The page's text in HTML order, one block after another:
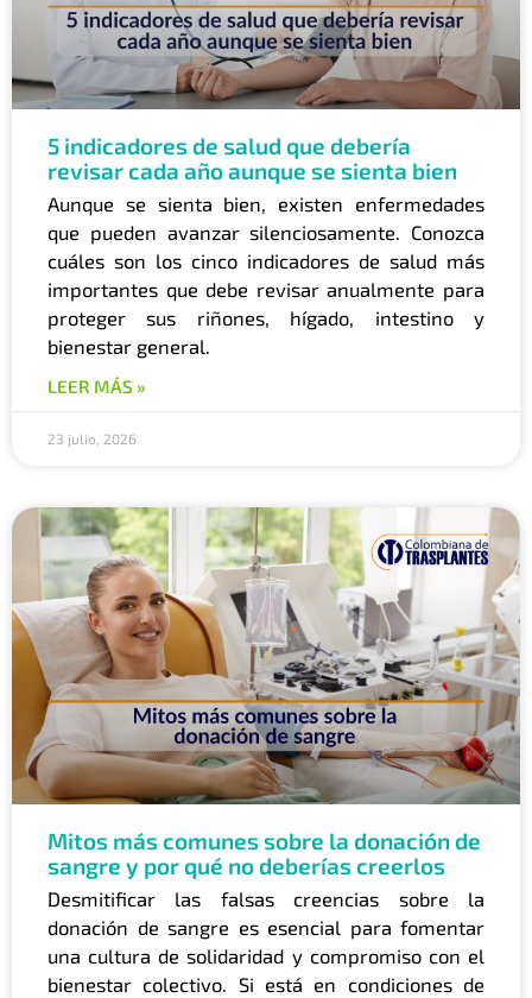
5 indicadores de salud que debería
revisar cada año aunque se sienta bien
Aunque se sienta bien, existen enfermedades
que pueden avanzar silenciosamente. Conozca
cuáles son los cinco indicadores de salud más
importantes que debe revisar anualmente para
proteger sus riñones, hígado, intestino y
bienestar general.
LEER MÁS »
23 julio, 2026
Mitos más comunes sobre la donación de
sangre y por qué no deberías creerlos
Desmitificar las falsas creencias sobre la
donación de sangre es esencial para fomentar
una cultura de solidaridad y compromiso con el
bienestar colectivo. Si está en condiciones de